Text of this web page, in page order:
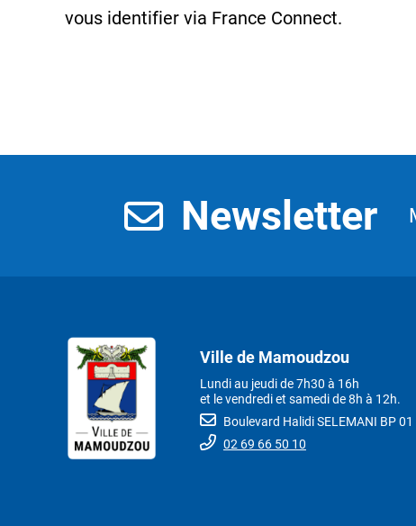
vous identifier via France Connect.
Newsletter
Ville de Mamoudzou
Lundi au jeudi de 7h30 à 16h
et le vendredi et samedi de 8h à 12h.
Boulevard Halidi SELEMANI BP
02 69 66 50 10